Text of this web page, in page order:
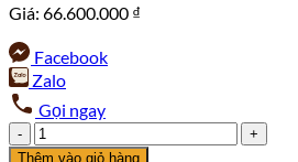
Giá: 66.600.000 ₫
Facebook
Zalo
Gọi ngay
Bộ
Bàn
Thêm vào giỏ hàng